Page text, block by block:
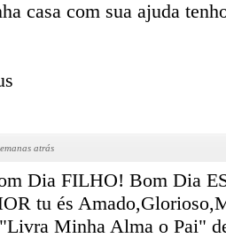
casa com sua ajuda
atrás
Dia FILHO! Bom Dia
tu és
Minha Alma o Pai"